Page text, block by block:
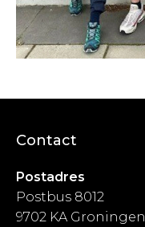
Contact
Postadres
Postbus 8012
9702 KA Groningen